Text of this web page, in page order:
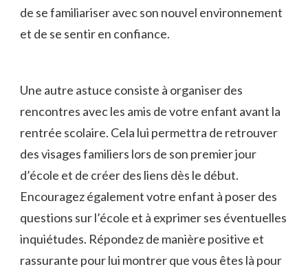
⁤de se familiariser avec‌ son⁤ nouvel environnement
et de se sentir en⁣ confiance.
Une autre astuce consiste à organiser des
rencontres avec les amis de votre enfant avant la
rentrée scolaire. Cela lui permettra de retrouver
des visages familiers lors de son premier jour
d’école et de créer des liens dès le ⁢début.
⁤Encouragez également votre enfant à poser des
questions⁣ sur l’école et à exprimer⁢ ses éventuelles
inquiétudes. Répondez de manière ​positive et‌
rassurante pour lui montrer que vous êtes là pour